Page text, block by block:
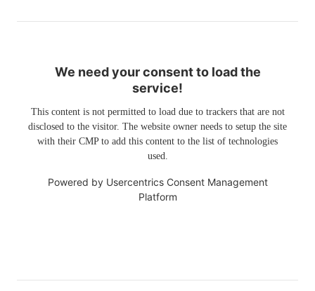
We need your consent to load the
service!
This content is not permitted to load due to trackers that are not
disclosed to the visitor. The website owner needs to setup the site
with their CMP to add this content to the list of technologies
used.
Powered by Usercentrics Consent Management
Platform